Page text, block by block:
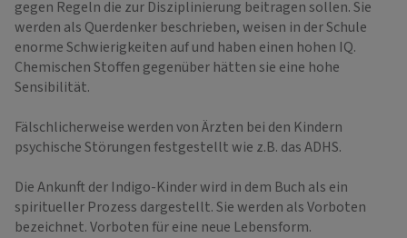
gegen Regeln die zur Disziplinierung beitragen sollen. Sie
werden als Querdenker beschrieben, weisen in der Schule
enorme Schwierigkeiten auf und haben einen hohen IQ.
Chemischen Stoffen gegenüber hätten sie eine hohe
Sensibilität.
Fälschlicherweise werden von Ärzten bei den Kindern
psychische Störungen festgestellt wie z.B. das ADHS.
Die Ankunft der Indigo-Kinder wird in dem Buch als ein
spiritueller Prozess dargestellt. Sie werden als Vorboten
bezeichnet. Vorboten für eine neue Lebensform.